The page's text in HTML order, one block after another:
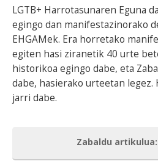
LGTB+ Harrotasunaren Eguna
egingo dan manifestazinorako
EHGAMek. Era horretako
egiten hasi ziranetik 40 urte
historikoa egingo dabe, eta
dabe, hasierako urteetan legez.
jarri dabe.
Zabaldu artikulua: